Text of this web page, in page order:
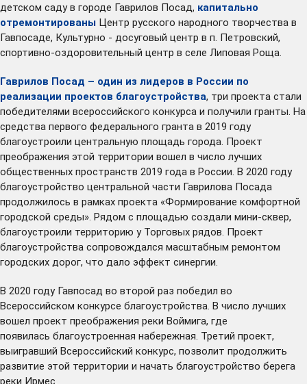
детском саду в городе Гаврилов Посад, капитально
отремонтированы Центр русского народного творчества в
Гавпосаде, Культурно - досуговый центр в п. Петровский,
спортивно-оздоровительный центр в селе Липовая Роща.
Гаврилов Посад – один из лидеров в России по
реализации проектов благоустройства, три проекта стали
победителями всероссийского конкурса и получили гранты. На
средства первого федерального гранта в 2019 году
благоустроили центральную площадь города . Проект
преображения этой территории вошел в число лучших
общественных пространств 2019 года в России. В 2020 году
благоустройство центральной части Гаврилова Посада
продолжилось в рамках проекта «Формирование комфортной
городской среды». Рядом с площадью создали мини-сквер,
благоустроили территорию у Торговых рядов. Проект
благоустройства сопровождался масштабным ремонтом
городских дорог, что дало эффект синергии.
В 2020 году Гавпосад во второй раз победил во
Всероссийском конкурсе благоустройства. В число лучших
вошел проект преображения реки Воймига, где
появилась благоустроенная набережная. Третий проект,
выигравший Всероссийский конкурс, позволит продолжить
развитие этой территории и начать благоустройство берега
реки Ирмес.